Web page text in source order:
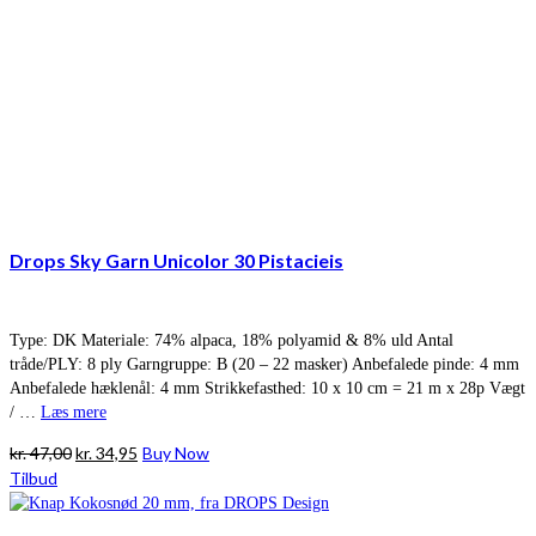
Drops Sky Garn Unicolor 30 Pistacieis
Type: DK Materiale: 74% alpaca, 18% polyamid & 8% uld Antal
tråde/PLY: 8 ply Garngruppe: B (20 – 22 masker) Anbefalede pinde: 4 mm
Anbefalede hæklenål: 4 mm Strikkefasthed: 10 x 10 cm = 21 m x 28p Vægt
/ … Læs mere
kr.47,00Den
pris
kr.34,95 Den
pris
Buy Now
Tilbud